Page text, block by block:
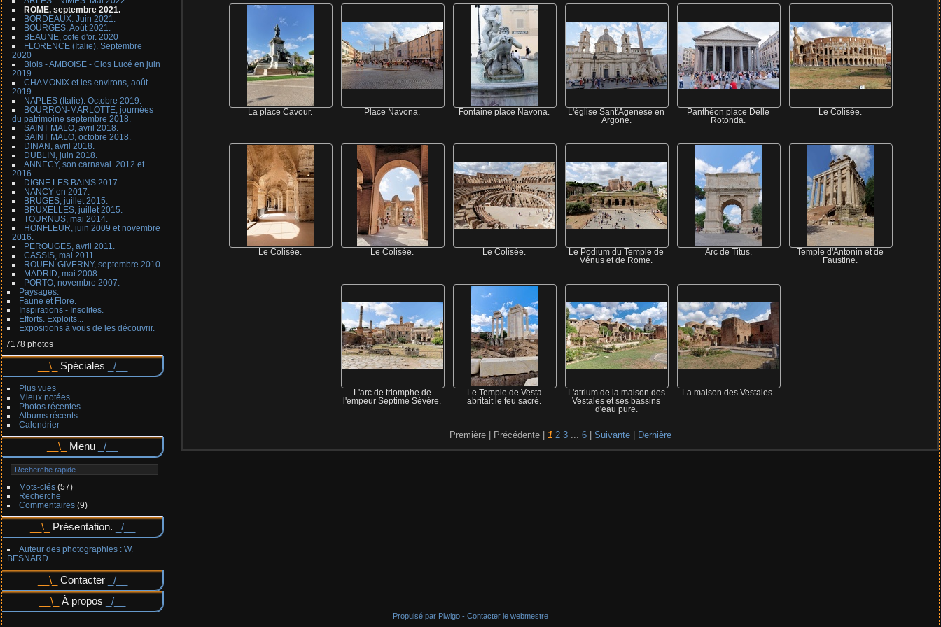
ROME, septembre 2021.
BORDEAUX. Juin 2021.
BOURGES. Août 2021.
BEAUNE, cote d'or. 2020
FLORENCE (Italie). Septembre
2020
Blois - AMBOISE - Clos Lucé en juin
2019.
CHAMONIX et les environs, août
2019.
NAPLES (Italie). Octobre 2019.
BOURRON-MARLOTTE, journées
du patrimoine septembre 2018.
SAINT MALO, avril 2018.
SAINT MALO, octobre 2018.
DINAN, avril 2018.
DUBLIN, juin 2018.
ANNECY, son carnaval. 2012 et
2016.
DIGNE LES BAINS 2017
NANCY en 2017.
BRUGES, juillet 2015.
BRUXELLES, juillet 2015.
TOURNUS, mai 2014.
HONFLEUR, juin 2009 et novembre
2016.
PEROUGES, avril 2011.
CASSIS, mai 2011.
ROUEN-GIVERNY, septembre 2010.
MADRID, mai 2008.
PORTO, novembre 2007.
Paysages.
Faune et Flore.
Inspirations - Insolites.
Efforts. Exploits...
Expositions à vous de les découvrir.
7178 photos
Spéciales
Plus vues
Mieux notées
Photos récentes
Albums récents
Calendrier
Menu
Mots-clés(57)
Recherche
Commentaires(9)
Présentation.
Auteur des photographies : W.
BESNARD
Contacter
À propos
La place Cavour. Place Navona. Fontaine place Navona.
L'église Sant'Agenese en
Argone.
Panthéon place Delle
Rotonda.
Le Colisée.
Le Colisée. Le Colisée. Le Colisée.
Le Podium du Temple de
Vénus et de Rome.
Arc de Titus.
Temple d'Antonin et de
Faustine.
L'arc de triomphe de
l'empeur Septime Sévère.
Le Temple de Vesta
abritait le feu sacré.
L'atrium de la maison des
Vestales et ses bassins
d'eau pure.
La maison des Vestales.
Première | Précédente | 1 2 3... 6 | Suivante | Dernière
Propulsé par Piwigo - Contacter le webmestre